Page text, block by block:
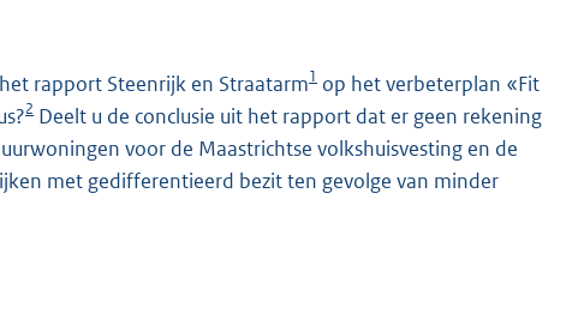
rapport Steenrijk en Straatarm1 op het verbeterplan «Fit
2 Deelt u de conclusie uit het rapport dat er geen rekening
voor de Maastrichtse volkshuisvesting en de
met gedifferentieerd bezit ten gevolge van minder